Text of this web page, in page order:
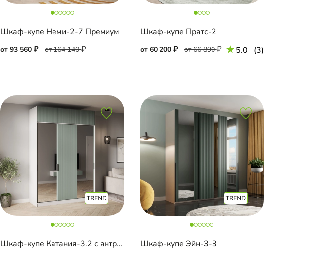
Шкаф-купе Неми-2-7 Премиум
от 93 560 от 164 140
Шкаф-купе Пратс-2
от 60 200 от 66 890 5.0 (3)
Шкаф-купе Катания-3.2 с антресолью Шкаф-купе Эйн-3-3